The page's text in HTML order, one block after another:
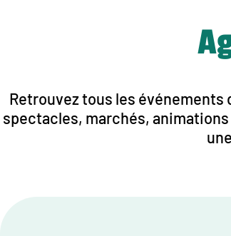
Retrouvez tous les
spectacles, marchés,